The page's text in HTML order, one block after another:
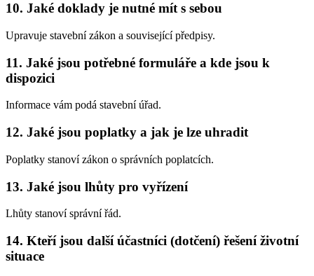
10. Jaké doklady je nutné mít s sebou
Upravuje stavební zákon a související předpisy.
11. Jaké jsou potřebné formuláře a kde jsou k
dispozici
Informace vám podá stavební úřad.
12. Jaké jsou poplatky a jak je lze uhradit
Poplatky stanoví zákon o správních poplatcích.
13. Jaké jsou lhůty pro vyřízení
Lhůty stanoví správní řád.
14. Kteří jsou další účastníci (dotčení) řešení životní
situace